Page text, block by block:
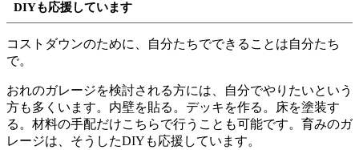
DIYも応援しています
コストダウンのために、自分たちでできることは自分たち
で。
おれのガレージを検討される方には、自分でやりたいという
方も多くいます。内壁を貼る。デッキを作る。床を塗装す
る。材料の手配だけこちらで行うことも可能です。育みのガ
レージは、そうしたDIYも応援しています。